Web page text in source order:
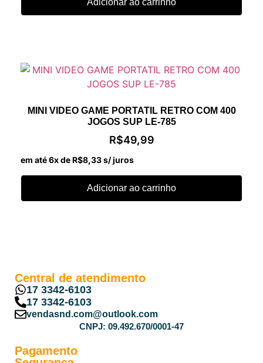
Adicionar ao carrinho
MINI VIDEO GAME PORTATIL RETRO COM 400
JOGOS SUP LE-785
R$49,99
em até 6x de R$8,33s/ juros
Adicionar ao carrinho
Central de atendimento
17 3342-6103
17 3342-6103
vendasnd.com@outlook.com
CNPJ: 09.492.670/0001-47
Pagamento